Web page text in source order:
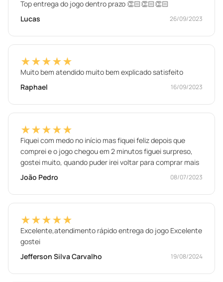
Top entrega do jogo dentro prazo 👏🏻👏🏻👏🏻
Lucas
26/09/2023
★★★★★
Muito bem atendido muito bem explicado satisfeito
Raphael
16/09/2023
★★★★★
Fiquei com medo no início mas fiquei feliz depois que
comprei e o jogo chegou em 2 minutos figuei surpreso,
gostei muito, quando puder irei voltar para comprar mais
João Pedro
08/07/2023
★★★★★
Excelente,atendimento rápido entrega do jogo Excelente
gostei
Jefferson Silva Carvalho
19/08/2024